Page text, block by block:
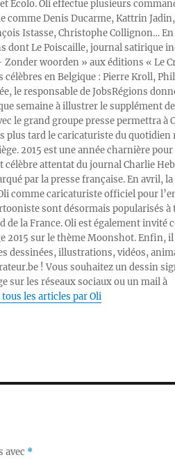
Ecolo. Oli effectue plusieurs
comme Denis Ducarme, Kattrin
Istasse, Christophe Collignon… En
dont Le Poiscaille, journal satirique
woorden » aux éditions « Le
célèbres en Belgique : Pierre Kroll,
le responsable de JobsRégions
semaine à illustrer le supplément
le grand groupe presse permettra à
plus tard le caricaturiste du quotidien
2015 est une année charnière pour
attentat du journal Charlie
par la presse française. En avril,
comme caricaturiste officiel pour
sont désormais popularisés à
de la France. Oli est également invité
2015 sur le thème Moonshot. Enfin,
dessinées, illustrations, vidéos,
! Vous souhaitez un dessin
sur les réseaux sociaux ou un mail à
les articles par Oli
avec *